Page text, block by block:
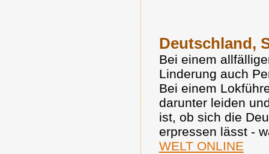
Deutschland,
Bei einem
Linderung auch
Bei einem
darunter leiden
ist, ob sich die
erpressen lässt -
WELT ONLINE